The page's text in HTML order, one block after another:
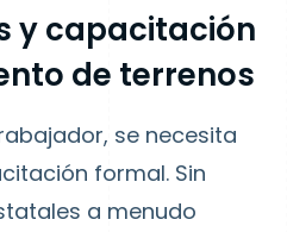
y capacitación
de terrenos
se necesita
formal. Sin
a menudo